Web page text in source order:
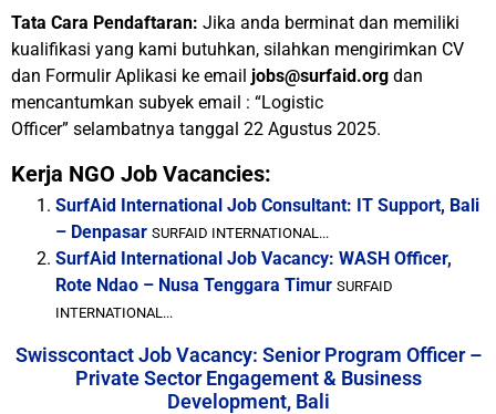
Tata Cara Pendaftaran: Jika anda berminat dan memiliki
kualifikasi yang kami butuhkan, silahkan mengirimkan CV
dan Formulir Aplikasi ke email jobs@surfaid.org dan
mencantumkan subyek email : “Logistic
Officer” selambatnya tanggal 22 Agustus 2025.
Kerja NGO Job Vacancies:
SurfAid International Job Consultant: IT Support, Bali
– Denpasar SURFAID INTERNATIONAL...
SurfAid International Job Vacancy: WASH Officer,
Rote Ndao – Nusa Tenggara Timur SURFAID
INTERNATIONAL...
Swisscontact Job Vacancy: Senior Program Officer –
Private Sector Engagement & Business
Development, Bali